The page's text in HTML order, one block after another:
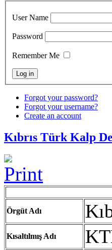
User Name
Password
Remember Me
Forgot your password?
Forgot your username?
Create an account
Kıbrıs Türk Kalp
Örgüt Adı
Kısaltılmış Adı